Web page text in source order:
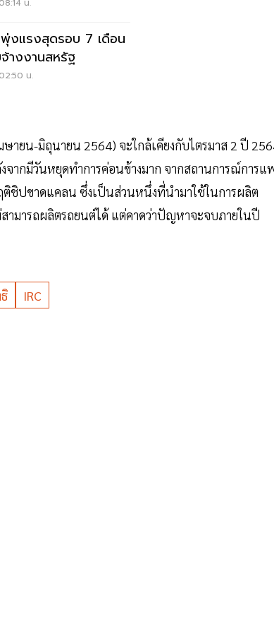
น.
พุ่งแรงสุดรอบ 7 เดือน
างงานสหรัฐ
น.
ายน-มิถุนายน 2564) จะใกล้เคียงกับไตรมาส 2 ปี
ากมีวันหยุดทำการค่อนข้างมาก จากสถานการณ์การแ
ติชิปขาดแคลน ซึ่งเป็นส่วนหนึ่งที่นำมาใช้ในการผลิต
ามารถผลิตรถยนต์ได้ แต่คาดว่าปัญหาจะจบภายในปี
IRC